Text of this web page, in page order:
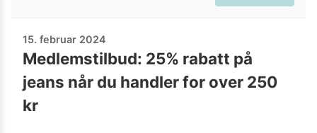
15. februar 2024
Medlemstilbud: 25% rabatt på
jeans når du handler for over 250
kr